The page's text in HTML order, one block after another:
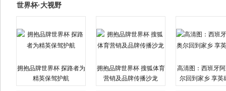
世界杯·大视野
拥抱品牌世界杯 探路者为
精英保驾护航
拥抱品牌世界杯 搜狐体育
营销及品牌传播沙龙
高清图：西班牙
尔回到家乡 享英